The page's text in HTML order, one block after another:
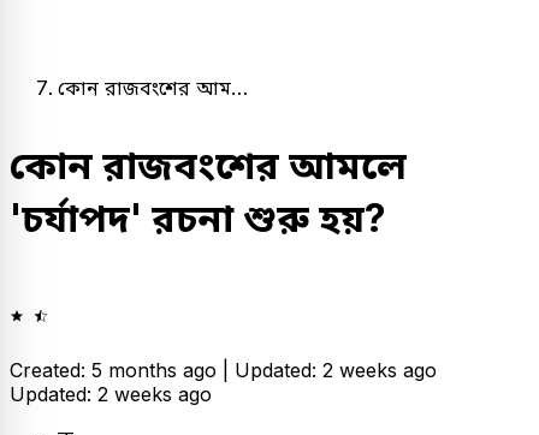
কোন রাজবংশের আম…
কোন রাজবংশের আমলে
'চর্যাপদ' রচনা শুরু হয়?
Created: 5 months ago | Updated: 2 weeks ago
Updated: 2 weeks ago